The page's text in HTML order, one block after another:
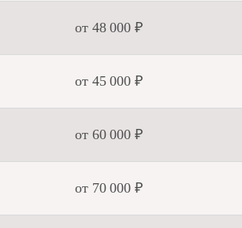
от 48 000 ₽
от 45 000 ₽
от 60 000 ₽
от 70 000 ₽